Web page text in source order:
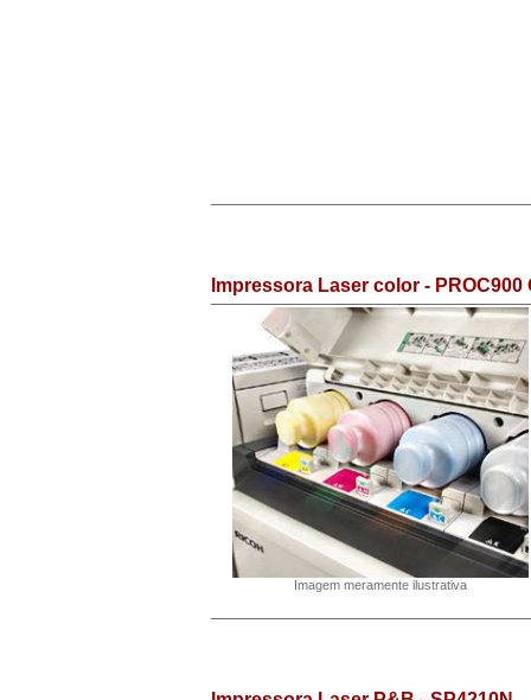
Impressora Laser color - PROC900
Imagem meramente ilustrativa